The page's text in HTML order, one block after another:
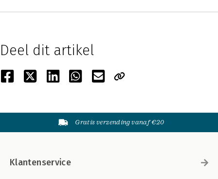
Deel dit artikel
Gratis verzending vanaf €20
Klantenservice